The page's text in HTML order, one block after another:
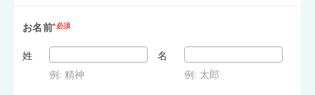
お名前*必須
姓
例: 精神
名
例: 太郎